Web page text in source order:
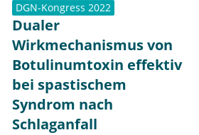
DGN-Kongress 2022
Dualer
Wirkmechanismus von
Botulinumtoxin effektiv
bei spastischem
Syndrom nach
Schlaganfall